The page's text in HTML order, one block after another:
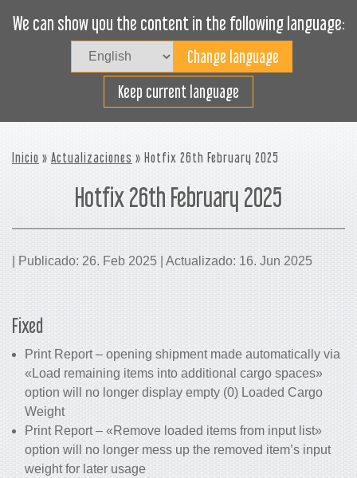
We can show you the content in the following language:
Keep current language
Cargue efectivamente
Inicio » Actualizaciones » Hotfix 26th February 2025
Hotfix 26th February 2025
| Publicado: 26. Feb 2025 | Actualizado: 16. Jun 2025
Fixed
Print Report – opening shipment made automatically via
«Load remaining items into additional cargo spaces»
option will no longer display empty (0) Loaded Cargo
Weight
Print Report – «Remove loaded items from input list»
option will no longer mess up the removed item’s input
weight for later usage